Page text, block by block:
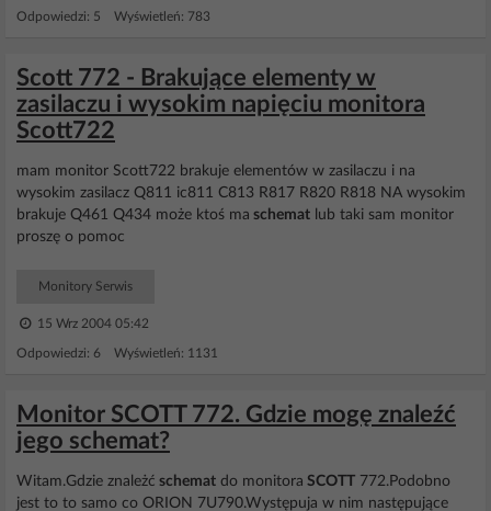
Odpowiedzi: 5 Wyświetleń: 783
Scott 772 - Brakujące elementy w
zasilaczu i wysokim napięciu monitora
Scott722
mam monitor Scott722 brakuje elementów w zasilaczu i na
wysokim zasilacz Q811 ic811 C813 R817 R820 R818 NA wysokim
brakuje Q461 Q434 może ktoś ma schemat lub taki sam monitor
proszę o pomoc
Monitory Serwis
15 Wrz 2004 05:42
Odpowiedzi: 6 Wyświetleń: 1131
Monitor SCOTT 772. Gdzie mogę znaleźć
jego schemat?
Witam.Gdzie znależć schemat do monitora SCOTT 772.Podobno
jest to to samo co ORION 7U790.Występuja w nim następujące